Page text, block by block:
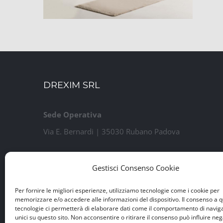
Gestisci Consenso Cookie
Per fornire le migliori esperienze, utilizziamo tecnologie come i cookie per
memorizzare e/o accedere alle informazioni del dispositivo. Il consenso a
tecnologie ci permetterà di elaborare dati come il comportamento di
unici su questo sito. Non acconsentire o ritirare il consenso può influire
DREXIM SRL
Sede Operativa
Via E. Bernardi | 35030 Rubano Padova
Via Guido Rossa, 7 | 35020 Ponte San Nicolò PD
P.IVA e Iscr. Reg. Imprese n. 04460100284
Capitale Sociale € 15.000 i.v.